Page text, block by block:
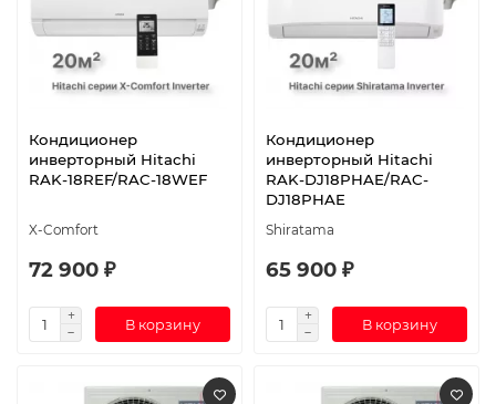
Кондиционер
инверторный Hitachi
RAK-18REF/RAC-18WEF
X-Comfort
72 900 ₽
В корзину
Кондиционер
инверторный Hitachi
RAK-DJ18PHAE/RAC-
DJ18PHAE
Shiratama
65 900 ₽
В корзину